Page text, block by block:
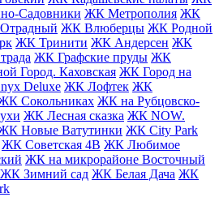
Садовники ЖК Метрополия ЖК
ЖК Влюберцы ЖК Родной
ЖК Тринити ЖК Андерсен ЖК
ЖК Графские пруды ЖК
Город. Каховская ЖК Город на
Deluxe ЖК Лофтек ЖК
Сокольниках ЖК на Рубцовско-
ЖК Лесная сказка ЖК NOW.
Новые Ватутинки ЖК City Park
ЖК Советская 4В ЖК Любимое
ЖК на микрорайоне Восточный
ЖК Зимний сад ЖК Белая Дача ЖК